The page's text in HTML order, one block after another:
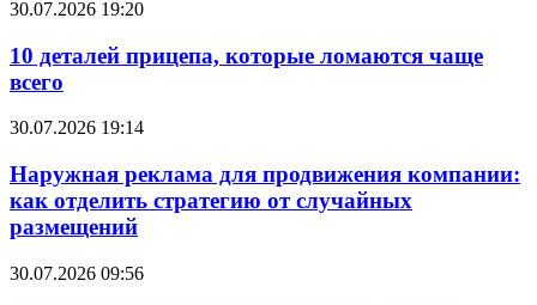
30.07.2026 19:20
10 деталей прицепа, которые ломаются чаще
всего
30.07.2026 19:14
Наружная реклама для продвижения компании:
как отделить стратегию от случайных
размещений
30.07.2026 09:56